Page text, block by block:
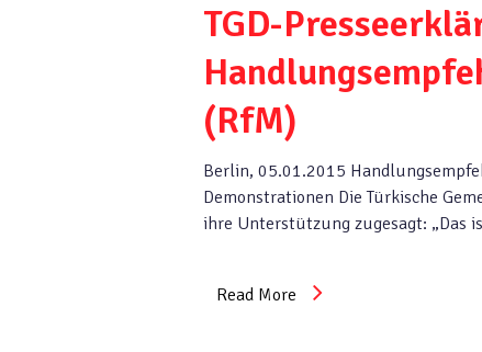
TGD-
(RfM)
Berlin, 05.01.2015
Demonstrationen Die Türkische
ihre Unterstützung zugesagt: „Das
Read More